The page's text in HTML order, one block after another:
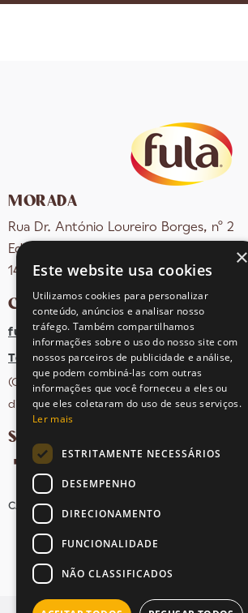
MORADA
Rua Dr. António Loureiro Borges, nº 2
Edifício Arquiparque 2, 3º andar
1495-131 Algés - Portugal
CONTACTOS
fula@sovena.pt
Tel: +351 21 412 93 36
(Chamada para rede fixa nacional;
dias úteis das 10h às 17h)
SIGA-NOS NAS REDES SOCIAIS
CANDIDATURAS
×
Este website usa cookies
Utilizamos cookies para personalizar
conteúdo, anúncios e analisar nosso
tráfego. Também compartilhamos
informações sobre o uso do nosso site com
nossos parceiros de publicidade e análise,
que podem combiná-las com outras
informações que você forneceu a eles ou
que eles coletaram do uso de seus serviços.
Ler mais
ESTRITAMENTE NECESSÁRIOS
DESEMPENHO
DIRECIONAMENTO
FUNCIONALIDADE
NÃO CLASSIFICADOS